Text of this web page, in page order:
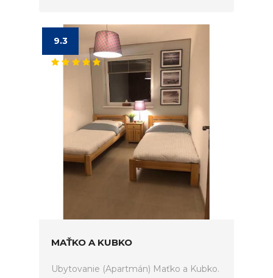
9.3
MAŤKO A KUBKO
Ubytovanie (Apartmán) Maťko a Kubko.